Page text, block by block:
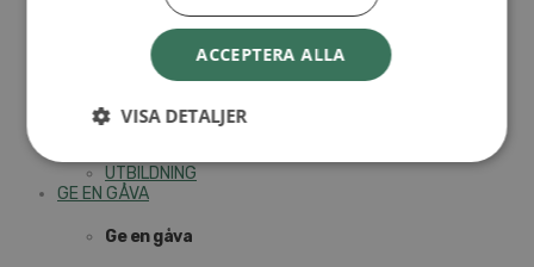
Fortbildning för pastorer 2026
Kontakt
Kalender
Lediga tjänster
UTBILDNING
GE EN GÅVA
Ge en gåva
ACCEPTERA ALLA
VISA DETALJER